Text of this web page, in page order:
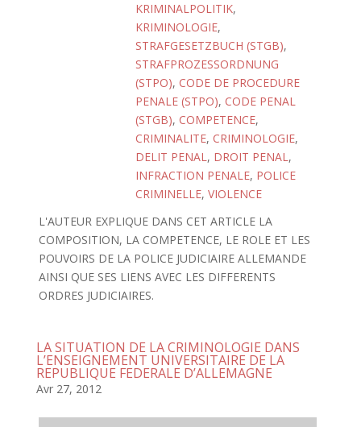
KRIMINALPOLITIK,
KRIMINOLOGIE,
STRAFGESETZBUCH (STGB),
STRAFPROZESSORDNUNG
(STPO), CODE DE PROCEDURE
PENALE (STPO), CODE PENAL
(STGB), COMPETENCE,
CRIMINALITE, CRIMINOLOGIE,
DELIT PENAL, DROIT PENAL,
INFRACTION PENALE, POLICE
CRIMINELLE, VIOLENCE
L'AUTEUR EXPLIQUE DANS CET ARTICLE LA
COMPOSITION, LA COMPETENCE, LE ROLE ET LES
POUVOIRS DE LA POLICE JUDICIAIRE ALLEMANDE
AINSI QUE SES LIENS AVEC LES DIFFERENTS
ORDRES JUDICIAIRES.
LA SITUATION DE LA CRIMINOLOGIE DANS
L’ENSEIGNEMENT UNIVERSITAIRE DE LA
REPUBLIQUE FEDERALE D’ALLEMAGNE
Avr 27, 2012